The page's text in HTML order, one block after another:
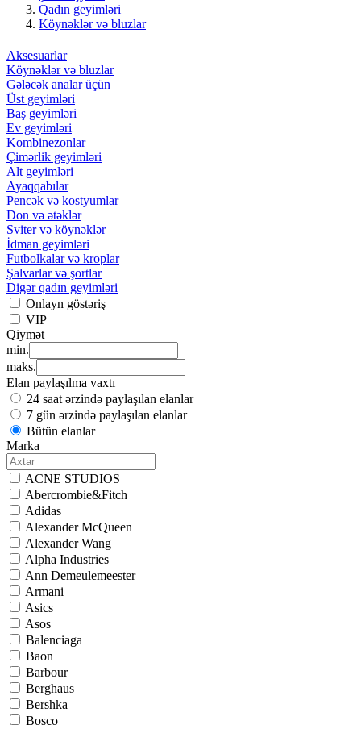
Qadın geyimləri
Köynəklər və bluzlar
Aksesuarlar
Köynəklər və bluzlar
Gələcək analar üçün
Üst geyimləri
Baş geyimləri
Ev geyimləri
Kombinezonlar
Çimərlik geyimləri
Alt geyimləri
Ayaqqabılar
Pencək və kostyumlar
Don və ətəklər
Sviter və köynəklər
İdman geyimləri
Futbolkalar və kroplar
Şalvarlar və şortlar
Digər qadın geyimləri
Onlayn göstəriş
VIP
Qiymət
min.
maks.
Elan paylaşılma vaxtı
24 saat ərzində paylaşılan elanlar
7 gün ərzində paylaşılan elanlar
Bütün elanlar
Marka
ACNE STUDIOS
Abercrombie&Fitch
Adidas
Alexander McQueen
Alexander Wang
Alpha Industries
Ann Demeulemeester
Armani
Asics
Asos
Balenciaga
Baon
Barbour
Berghaus
Bershka
Bosco